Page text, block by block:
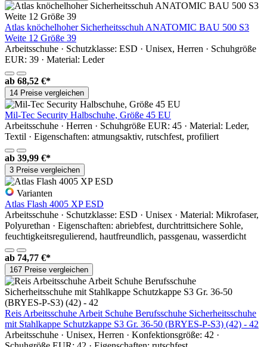
Atlas knöchelhoher Sicherheitsschuh ANATOMIC BAU 500 S3
Weite 12 Größe 39
Arbeitsschuhe · Schutzklasse: ESD · Unisex, Herren · Schuhgröße
EUR: 39 · Material: Leder
ab 68,52 €*
14 Preise vergleichen
Mil-Tec Security Halbschuhe, Größe 45 EU
Arbeitsschuhe · Herren · Schuhgröße EUR: 45 · Material: Leder,
Textil · Eigenschaften: atmungsaktiv, rutschfest, profiliert
ab 39,99 €*
3 Preise vergleichen
Varianten
Atlas Flash 4005 XP ESD
Arbeitsschuhe · Schutzklasse: ESD · Unisex · Material: Mikrofaser,
Polyurethan · Eigenschaften: abriebfest, durchtrittsichere Sohle,
feuchtigkeitsregulierend, hautfreundlich, passgenau, wasserdicht
ab 74,77 €*
167 Preise vergleichen
Reis Arbeitsschuhe Arbeit Schuhe Berufsschuhe Sicherheitsschuhe
mit Stahlkappe Schutzkappe S3 Gr. 36-50 (BRYES-P-S3) (42) - 42
Arbeitsschuhe · Unisex, Herren · Konfektionsgröße: 42 ·